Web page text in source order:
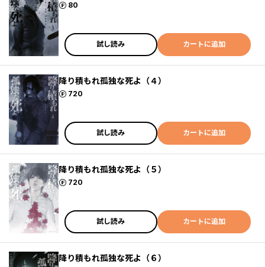
80
ポイント
試し読み カートに追加
降り積もれ孤独な死よ（４）
720
ポイント
試し読み カートに追加
降り積もれ孤独な死よ（５）
720
ポイント
試し読み カートに追加
降り積もれ孤独な死よ（６）